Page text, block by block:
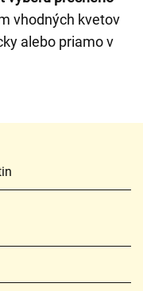
vhodných kvetov
alebo priamo v